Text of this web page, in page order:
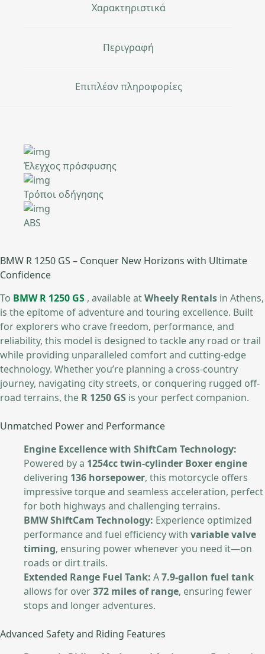
Χαρακτηριστικά
Περιγραφή
Επιπλέον πληροφορίες
Έλεγχος πρόσφυσης
Τρόποι οδήγησης
ABS
BMW R 1250 GS – Conquer New Horizons with Ultimate
Confidence
Το BMW R 1250 GS , available atWheely Rentals in Athens,
is the epitome of adventure and touring excellence. Built
for explorers who crave freedom, performance, and
reliability, this model is designed to tackle any road or trail
while providing unparalleled comfort and cutting-edge
technology. Whether you’re planning a cross-country
journey, navigating city streets, or conquering rugged off-
road terrains, the R 1250 GS is your perfect companion.
Unmatched Power and Performance
Engine Excellence with ShiftCam Technology:
Powered by a 1254cc twin-cylinder Boxer engine
delivering 136 horsepower, this motorcycle offers
impressive torque and seamless acceleration, perfect
for both highways and challenging terrains.
BMW ShiftCam Technology: Experience optimized
performance and fuel efficiency with variable valve
timing, ensuring power whenever you need it—on
roads or dirt trails.
Extended Range Fuel Tank: A7.9-gallon fuel tank
allows for over372 miles of range, ensuring fewer
stops and longer adventures.
Advanced Safety and Riding Features